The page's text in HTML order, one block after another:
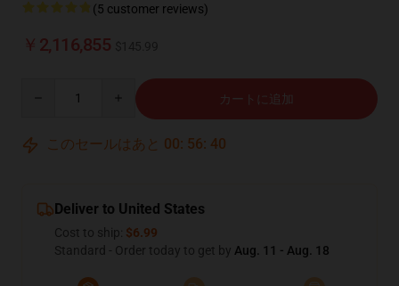
(5 customer reviews)
￥2,116,855
カートに追加
このセールはあと 00: 56: 39
Deliver to United States
Cost to ship: $6.99
Standard - Order today to get by Aug. 11 - Aug. 18